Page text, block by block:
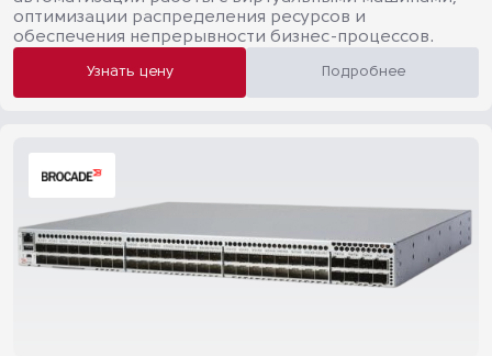
оптимизации распределения ресурсов и
обеспечения непрерывности бизнес-процессов.
Узнать цену Подробнее